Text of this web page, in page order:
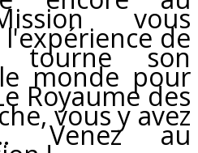
vous
de
tourne son
monde pour
Royaume des
vous y avez
Venez au